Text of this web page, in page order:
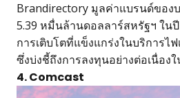
Brandirectory มูลค่าแบรนด์ของ
5.39 หมื่นล้านดอลลาร์สหรัฐฯ ใน
การเติบโตที่แข็งแกร่งในบริการไ
ซึ่งบ่งชี้ถึงการลงทุนอย่างต่อเนื่อง
4. Comcast